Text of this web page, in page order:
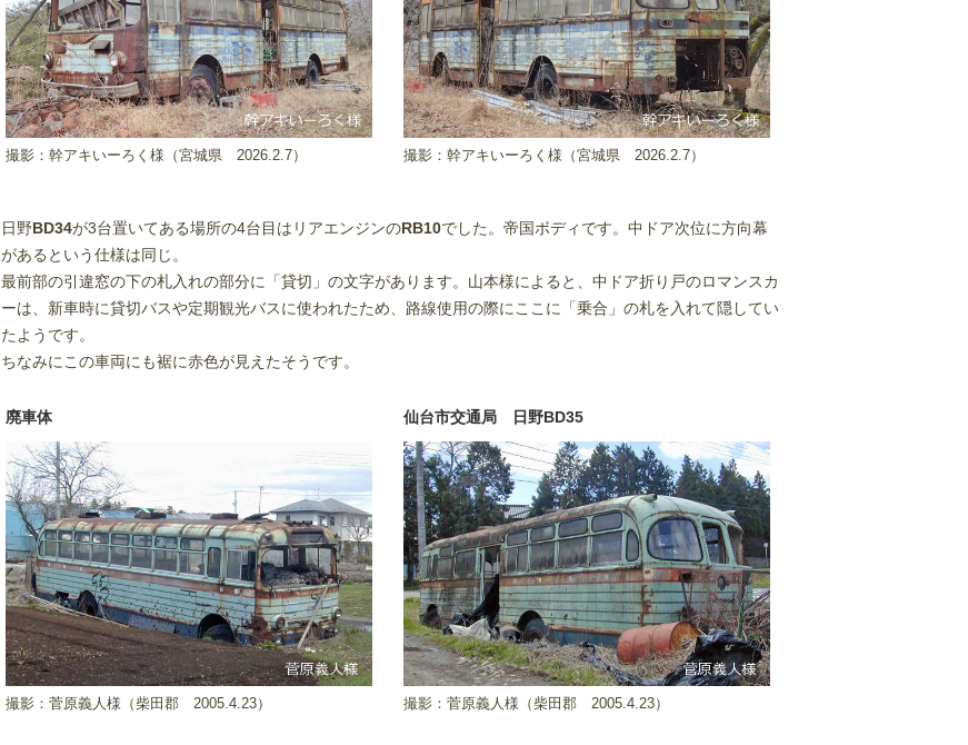
撮影：幹アキいーろく様（宮城県2026.2.7） 撮影：幹アキいーろく様（宮城県 2026.2.7）
日野BD34が3台置いてある場所の4台目はリアエンジンのRB10でした。帝国ボディです。中ドア次位に方向幕
があるという仕様は同じ。
最前部の引違窓の下の札入れの部分に「貸切」の文字があります。山本様によると、中ドア折り戸のロマンスカ
ーは、新車時に貸切バスや定期観光バスに使われたため、路線使用の際にここに「乗合」の札を入れて隠してい
たようです。
ちなみにこの車両にも裾に赤色が見えたそうです。
廃車体
撮影：菅原義人様（柴田郡 2005.4.23）
仙台市交通局 日野BD35
撮影：菅原義人様（柴田郡 2005.4.23）